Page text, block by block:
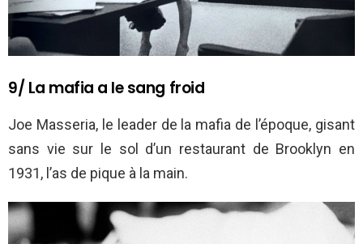
9/ La mafia a le sang froid
Joe Masseria, le leader de la mafia de l’époque, gisant
sans vie sur le sol d’un restaurant de Brooklyn en
1931, l’as de pique à la main.